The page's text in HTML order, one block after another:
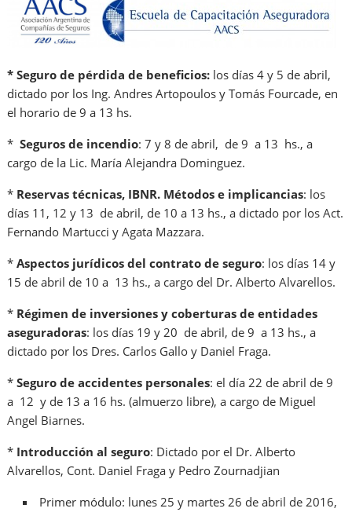
* Seguro de pérdida de beneficios: los días 4 y 5 de abril,
dictado por los Ing. Andres Artopoulos y Tomás Fourcade, en
el horario de 9 a 13 hs.
*Seguros de incendio: 7 y 8 de abril, de 9 a 13 hs., a
cargo de la Lic. María Alejandra Dominguez.
* Reservas técnicas, IBNR. Métodos e implicancias: los
días 11, 12 y 13 de abril, de 10 a 13 hs., a dictado por los Act.
Fernando Martucci y Agata Mazzara.
*Aspectos jurídicos del contrato de seguro: los días 14 y
15 de abril de 10 a 13 hs., a cargo del Dr. Alberto Alvarellos.
* Régimen de inversiones y coberturas de entidades
aseguradoras: los días 19 y 20 de abril, de 9 a 13 hs., a
dictado por los Dres. Carlos Gallo y Daniel Fraga.
*Seguro de accidentes personales: el día 22 de abril de 9
a 12 y de 13 a 16 hs. (almuerzo libre), a cargo de Miguel
Angel Biarnes.
* Introducción al seguro: Dictado por el Dr. Alberto
Alvarellos, Cont. Daniel Fraga y Pedro Zournadjian
Primer módulo: lunes 25 y martes 26 de abril de 2016,